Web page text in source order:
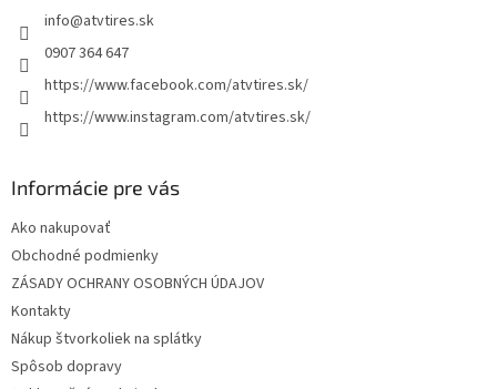
info@atvtires.sk
0907 364 647
https://www.facebook.com/atvtires.sk/
https://www.instagram.com/atvtires.sk/
Informácie pre vás
Ako nakupovať
Obchodné podmienky
ZÁSADY OCHRANY OSOBNÝCH ÚDAJOV
Kontakty
Nákup štvorkoliek na splátky
Spôsob dopravy